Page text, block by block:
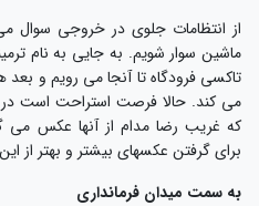
انتظامات جلوی در خروجی سوال می
سوار شویم. به جایی به نام
فرودگاه تا آنجا می رویم و بعد
کند. حالا فرصت استراحت است در
غریب رضا مدام از آنها عکس می
گرفتن عکسهای بیشتر و بهتر از این
سمت میدان فرمانداری